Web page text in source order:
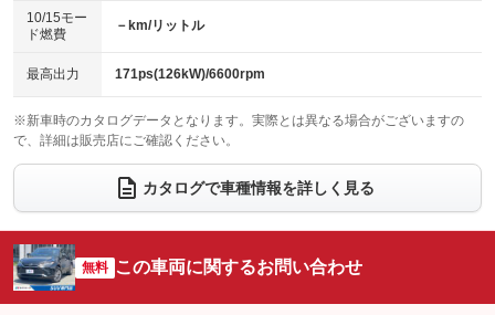
ベンチシート
：装備なし
チップアップシート
：装備なし
：装備なし ：装備なし
ウォークスルー
：装備なし
電動リアゲート フロントカメラ
：装備なし
：装備なし ：装備なし
サイドカメラ
：装備なし ルーフレール
：装備なし
：装備なし
：装備なし
10/15モー
ド燃費
－km/リットル
最高出力 171ps(126kW)/6600rpm
※新車時のカタログデータとなります。実際とは異なる場合がございますの
で、詳細は販売店にご確認ください。
カタログで車種情報を詳しく見る
無料 この車両に関するお問い合わせ